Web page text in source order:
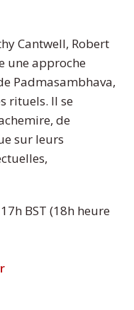
Cantwell, Robert
une approche
Padmasambhava,
rituels. Il se
de
sur leurs
BST (18h heure